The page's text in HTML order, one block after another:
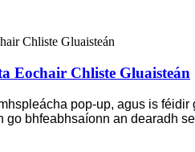
Eochair Chliste Gluaisteán
pop-up, agus is
bhfeabhsaíonn an dearadh